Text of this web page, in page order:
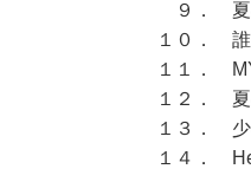
９． 夏
１０．
１１．
１２．
１３．
１４．